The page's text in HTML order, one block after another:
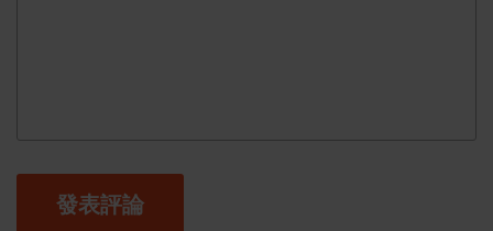
發表評論